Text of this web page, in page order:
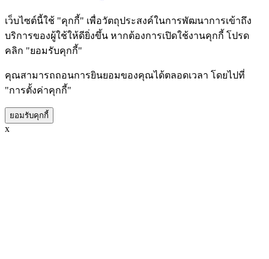
เว็บไซต์นี้ใช้ "คุกกี้" เพื่อวัตถุประสงค์ในการพัฒนาการเข้าถึง
บริการของผู้ใช้ให้ดียิ่งขึ้น หากต้องการเปิดใช้งานคุกกี้ โปรด
คลิก "ยอมรับคุกกี้"
คุณสามารถถอนการยินยอมของคุณได้ตลอดเวลา โดยไปที่
"การตั้งค่าคุกกี้"
ยอมรับคุกกี้
x